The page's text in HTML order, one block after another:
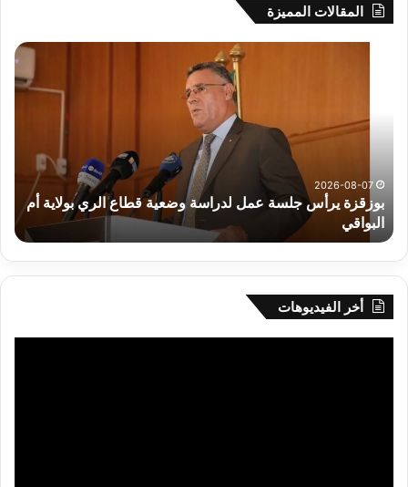
المقالات المميزة
لدراسة
الري
بولاية
البواقي
2026-08-07
بوزقزة يرأس جلسة عمل لدراسة وضعية قطاع الري بولاية أم
البواقي
أخر الفيديوهات